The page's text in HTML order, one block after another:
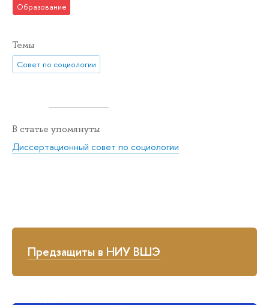
Предзащиты в НИУ ВШЭ
Образование
Темы
Совет по социологии
В статье упомянуты
Диссертационный совет по социологии